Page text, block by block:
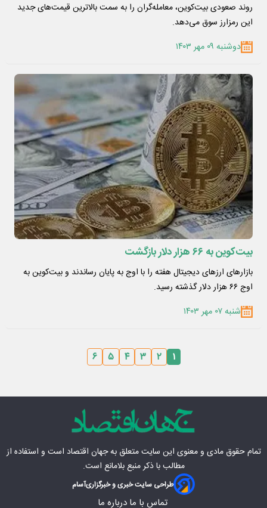
روند صعودی بیت‌کوین، معامله‌گران را به سمت بالاترین قیمت‌های جدید
این رمزارز سوق می‌دهد.
دوشنبه ۰۹ مهر ۱۴۰۳
بیت‌کوین به ۶۶ هزار دلار بازگشت
بازارهای ارزهای دیجیتال هفته را با اوج به پایان ‌رساندند و بیت‌کوین به
اوج ۶۶ هزار دلار گذشته رسید.
شنبه ۰۷ مهر ۱۴۰۳
۱ ۲ ۳ ۴ ۵ ۶
تمام حقوق مادی‌ و معنوی این سایت متعلق بهجهان اقتصاد است و استفاده از
مطالب با ذکر منبع بلامانع است.
طراحی سایت خبری و خبرگزاریآسام
تماس با ما درباره ما